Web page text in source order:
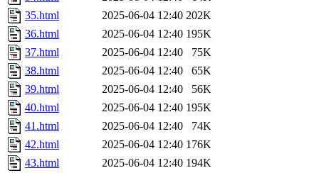
35.html
2025-06-04 12:40 202K
36.html
2025-06-04 12:40 195K
37.html
2025-06-04 12:40
75K
38.html
2025-06-04 12:40
65K
39.html
2025-06-04 12:40
56K
40.html
2025-06-04 12:40 195K
41.html
2025-06-04 12:40
74K
42.html
2025-06-04 12:40 176K
43.html
2025-06-04 12:40 194K